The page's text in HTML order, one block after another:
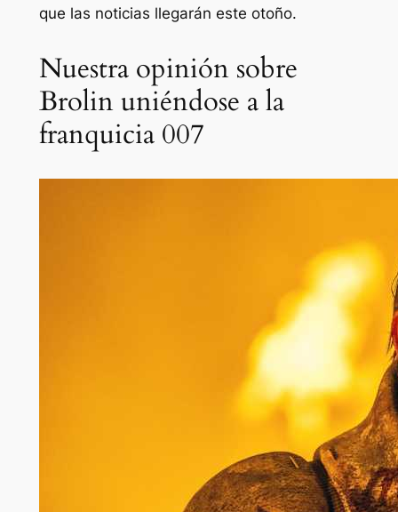
que las noticias llegarán este otoño.
Nuestra opinión sobre
Brolin uniéndose a la
franquicia 007